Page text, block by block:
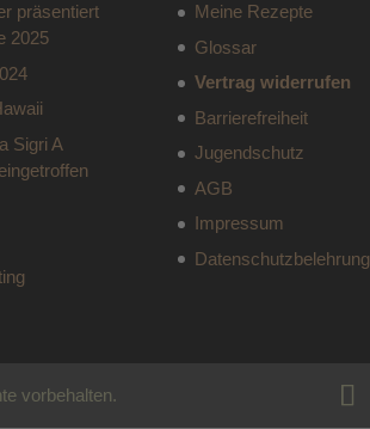
präsentiert
2025
Sigri A
Meine Rezepte
Glossar
Vertrag widerrufen
Barrierefreiheit
Jugendschutz
AGB
Impressum
Datenschutzbelehrung
vorbehalten.